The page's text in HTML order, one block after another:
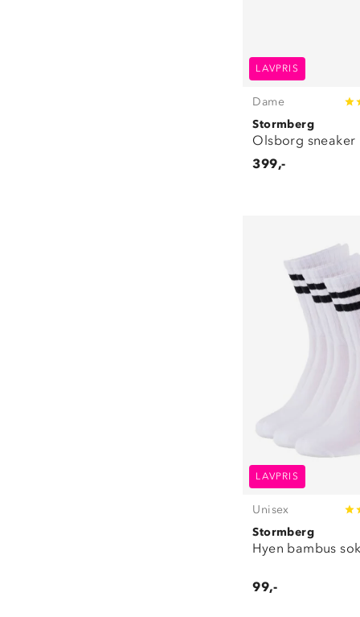
LAVPRIS
Dame
Stormberg
Olsborg sneaker
399,-
LAVPRIS
Unisex
Stormberg
Hyen bambus
99,-